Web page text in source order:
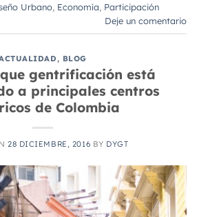
Urbano Economía Participación
Deje un comentario
, BLOG
gentrificación está
a principales centros
de Colombia
28 DICIEMBRE, 2016 BY DYGT